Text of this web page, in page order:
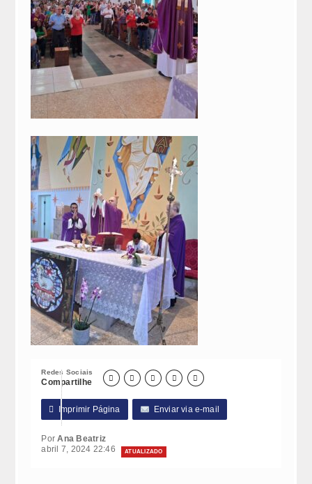
Redes Sociais
Compartilhe     
 Imprimir Página Enviar via e-mail
PorAna Beatriz
abril 7, 2024 22:46
ATUALIZADO